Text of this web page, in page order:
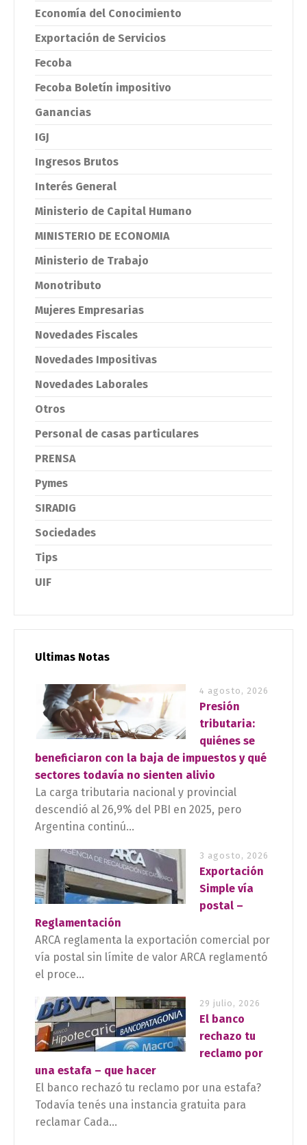
Economía del Conocimiento
Exportación de Servicios
Fecoba
Fecoba Boletín impositivo
Ganancias
IGJ
Ingresos Brutos
Interés General
Ministerio de Capital Humano
MINISTERIO DE ECONOMIA
Ministerio de Trabajo
Monotributo
Mujeres Empresarias
Novedades Fiscales
Novedades Impositivas
Novedades Laborales
Otros
Personal de casas particulares
PRENSA
Pymes
SIRADIG
Sociedades
Tips
UIF
Ultimas Notas
4 agosto, 2026
Presión
tributaria:
quiénes se
beneficiaron con la baja de impuestos y qué
sectores todavía no sienten alivio
La carga tributaria nacional y provincial
descendió al 26,9% del PBI en 2025, pero
Argentina continú...
3 agosto, 2026
Exportación
Simple vía
postal –
Reglamentación
ARCA reglamenta la exportación comercial por
vía postal sin límite de valor ARCA reglamentó
el proce...
29 julio, 2026
El banco
rechazo tu
reclamo por
una estafa – que hacer
El banco rechazó tu reclamo por una estafa?
Todavía tenés una instancia gratuita para
reclamar Cada...